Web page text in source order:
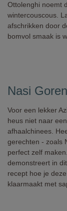
Ottolenghi noemt
wintercouscous.
afschrikken door
bomvol smaak is
Nasi
Voor een lekker
heus niet naar
afhaalchinees.
gerechten - zoals
perfect zelf
demonstreert in
recept hoe je
klaarmaakt met